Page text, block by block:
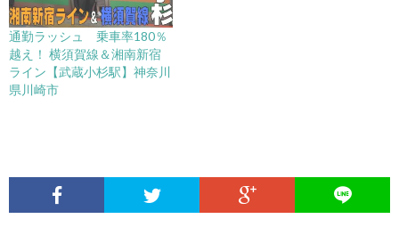
通勤ラッシュ 乗車率180％
越え！ 横須賀線＆湘南新宿
ライン【武蔵小杉駅】神奈川
県川崎市